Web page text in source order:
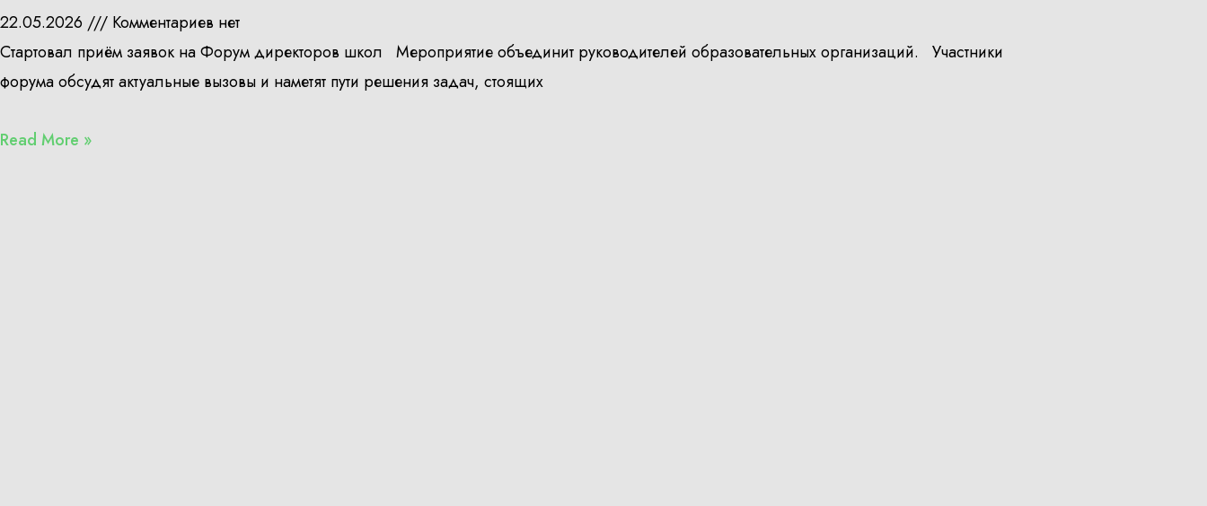
22.05.2026
Комментариев нет
Стартовал приём заявок на Форум директоров школ Мероприятие объединит руководителей образовательных организаций. Участники
форума обсудят актуальные вызовы и наметят пути решения задач, стоящих
Read More »